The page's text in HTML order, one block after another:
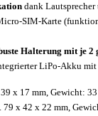
dank
SIM-Karte
Halterung mit je
LiPo-Akku mit
x 17 mm, Gewicht:
79 x 42 x 22 mm,